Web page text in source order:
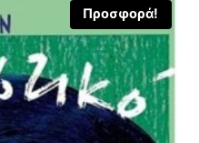
Προσφορά!